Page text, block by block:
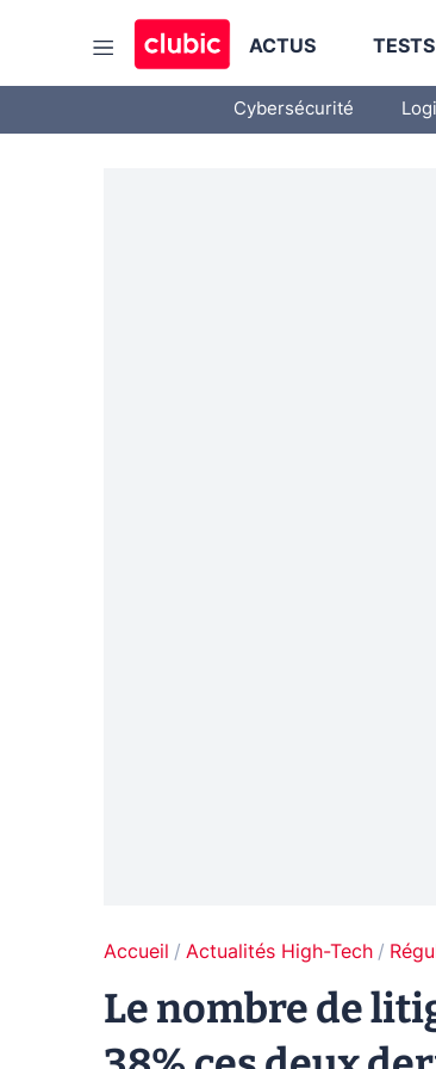
ACTUS TESTS
Cybersécurité
Accueil Actualités High-Tech
Le nombre de